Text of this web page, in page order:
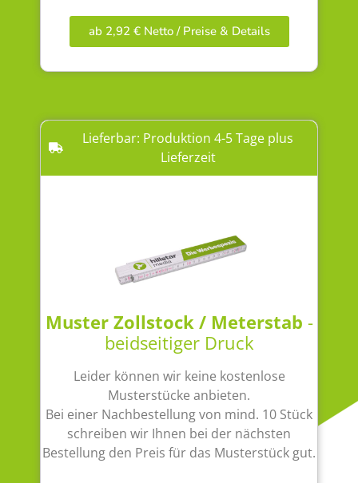
ab 2,92 € Netto / Preise & Details
Lieferbar: Produktion 4-5 Tage plus
Lieferzeit
Muster Zollstock / Meterstab -
beidseitiger Druck
Leider können wir keine kostenlose
Musterstücke anbieten.
Bei einer Nachbestellung von mind. 10 Stück
schreiben wir Ihnen bei der nächsten
Bestellung den Preis für das Musterstück gut.